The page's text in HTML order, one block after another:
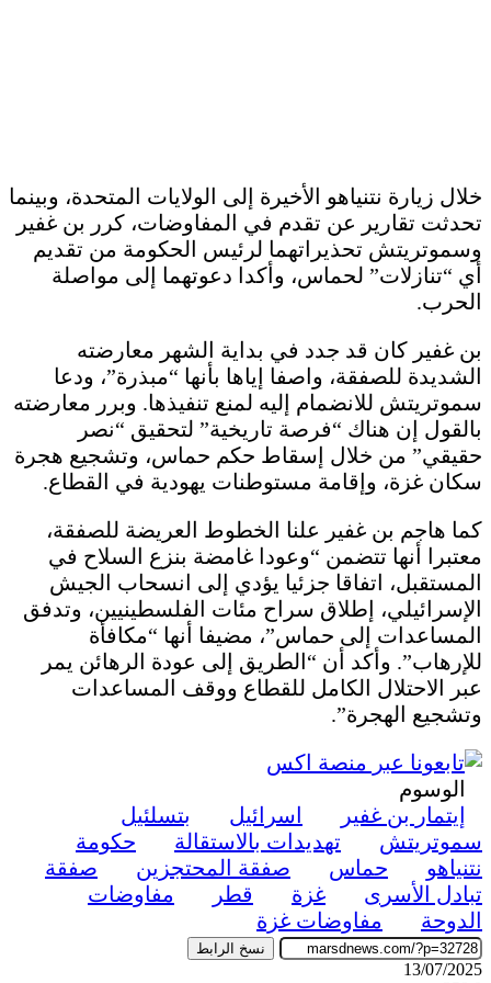
خلال زيارة نتنياهو الأخيرة إلى الولايات المتحدة، وبينما
تحدثت تقارير عن تقدم في المفاوضات، كرر بن غفير
وسموتريتش تحذيراتهما لرئيس الحكومة من تقديم
أي “تنازلات” لحماس، وأكدا دعوتهما إلى مواصلة
الحرب.
بن غفير كان قد جدد في بداية الشهر معارضته
الشديدة للصفقة، واصفا إياها بأنها “مبذرة”، ودعا
سموتريتش للانضمام إليه لمنع تنفيذها. وبرر معارضته
بالقول إن هناك “فرصة تاريخية” لتحقيق “نصر
حقيقي” من خلال إسقاط حكم حماس، وتشجيع هجرة
سكان غزة، وإقامة مستوطنات يهودية في القطاع.
كما هاجم بن غفير علنا الخطوط العريضة للصفقة،
معتبرا أنها تتضمن “وعودا غامضة بنزع السلاح في
المستقبل، اتفاقا جزئيا يؤدي إلى انسحاب الجيش
الإسرائيلي، إطلاق سراح مئات الفلسطينيين، وتدفق
المساعدات إلى حماس”، مضيفا أنها “مكافأة
للإرهاب”. وأكد أن “الطريق إلى عودة الرهائن يمر
عبر الاحتلال الكامل للقطاع ووقف المساعدات
وتشجيع الهجرة”.
الوسوم
إيتمار بن غفير
اسرائيل
بتسلئيل
سموتريتش
تهديدات بالاستقالة
حكومة
نتنياهو
حماس صفقة المحتجزين
صفقة
تبادل الأسرى
غزة قطر
مفاوضات
الدوحة
مفاوضات غزة
نسخ الرابط
13/07/2025